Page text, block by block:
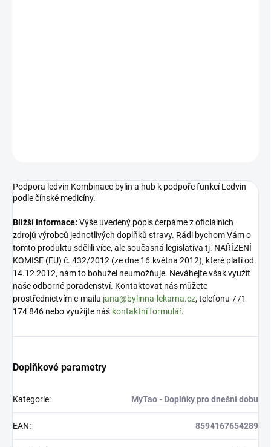
Podpora ledvin Kombinace bylin a hub k podpoře funkcí Ledvin
podle čínské medicíny.
Bližší informace: Výše uvedený popis čerpáme z oficiálních
zdrojů výrobců jednotlivých doplňků stravy. Rádi bychom Vám o
tomto produktu sdělili více, ale současná legislativa tj. NAŘÍZENÍ
KOMISE (EU) č. 432/2012 (ze dne 16.května 2012), které platí od
14.12 2012, nám to bohužel neumožňuje. Neváhejte však využít
naše odborné poradenství. Kontaktovat nás můžete
prostřednictvím e-mailu jana@bylinna-lekarna.cz, telefonu 771
174 846 nebo využijte náš kontaktní formulář.
Doplňkové parametry
Kategorie: MyTao - Doplňky pro dnešní dobu
EAN: 8594167654289